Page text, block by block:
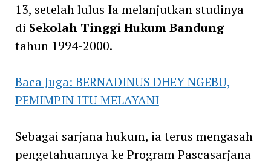
13, setelah lulus Ia melanjutkan studinya
di Sekolah Tinggi Hukum Bandung
tahun 1994-2000.
Baca Juga: BERNADINUS DHEY NGEBU,
PEMIMPIN ITU MELAYANI
Sebagai sarjana hukum, ia terus mengasah
pengetahuannya ke Program Pascasarjana